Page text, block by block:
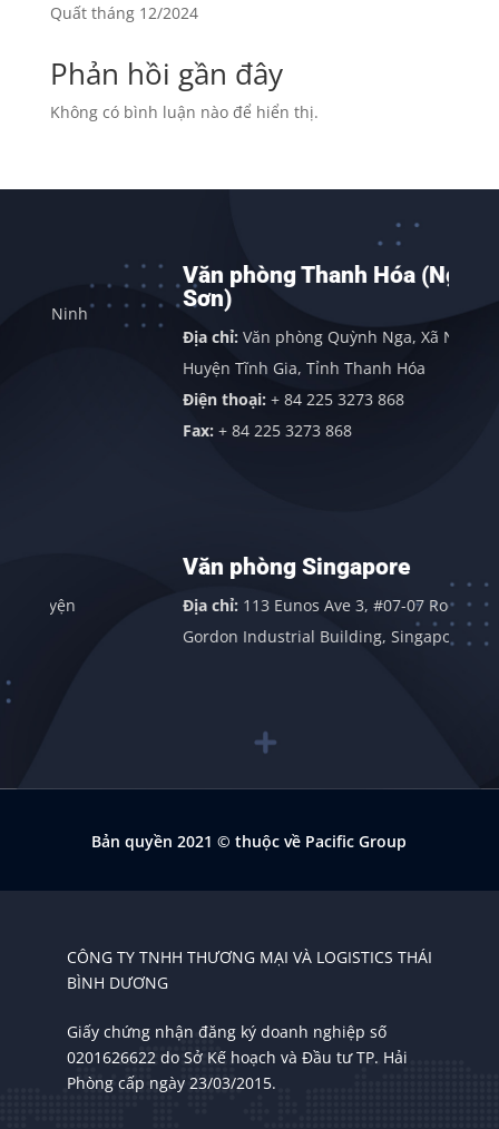
Quất tháng 12/2024
Phản hồi gần đây
Không có bình luận nào để hiển thị.
Văn phòng Thanh Hóa (Nghi
Sơn)
Địa chỉ:Văn phòng Quỳnh Nga, Xã Nghi Sơn,
Huyện Tĩnh Gia, Tỉnh Thanh Hóa
Điện thoại:+ 84 225 3273 868
+ 84 225 3273 868
Văn phòng Singapore
Địa chỉ:113 Eunos Ave 3, #07-07 Room 1,
Gordon Industrial Building, Singapore 409838
Bản quyền 2021© thuộc về Pacific Group
CÔNG TY TNHH THƯƠNG MẠI VÀ LOGISTICS THÁI
BÌNH DƯƠNG
Giấy chứng nhận đăng ký doanh nghiệp số
0201626622 do Sở Kế hoạch và Đầu tư TP. Hải
Phòng cấp ngày 23/03/2015.